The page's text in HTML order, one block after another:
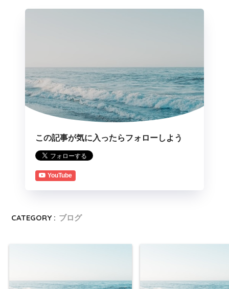
この記事が気に入ったらフォローしよう
YouTube
CATEGORY : ブログ